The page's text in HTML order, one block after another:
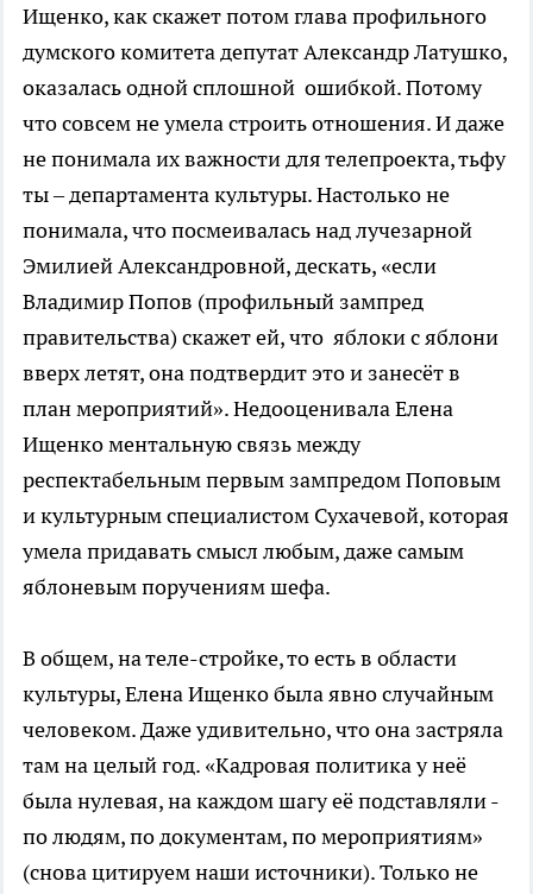
Ищенко, как скажет потом глава профильного
думского комитета депутат Александр Латушко,
оказалась одной сплошной ошибкой. Потому
что совсем не умела строить отношения. И даже
не понимала их важности для телепроекта, тьфу
ты – департамента культуры. Настолько не
понимала, что посмеивалась над лучезарной
Эмилией Александровной, дескать, «если
Владимир Попов (профильный зампред
правительства) скажет ей, что яблоки с яблони
вверх летят, она подтвердит это и занесёт в
план мероприятий». Недооценивала Елена
Ищенко ментальную связь между
респектабельным первым зампредом Поповым
и культурным специалистом Сухачевой, которая
умела придавать смысл любым, даже самым
яблоневым поручениям шефа.
В общем, на теле-стройке, то есть в области
культуры, Елена Ищенко была явно случайным
человеком. Даже удивительно, что она застряла
там на целый год. «Кадровая политика у неё
была нулевая, на каждом шагу её подставляли -
по людям, по документам, по мероприятиям»
(снова цитируем наши источники). Только не